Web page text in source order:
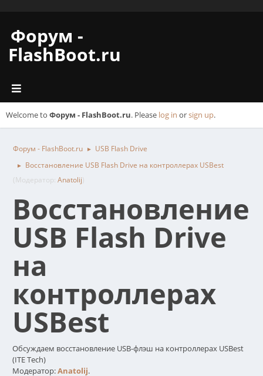
Форум -
FlashBoot.ru
Welcome to Форум - FlashBoot.ru. Please log in orsign up.
Форум - FlashBoot.ru ► USB Flash Drive
►
Восстановление USB Flash Drive на контроллерах USBest
(Модератор: Anatolij)
Восстановление
USB Flash Drive
на
контроллерах
USBest
Обсуждаем восстановление USB-флэш на контроллерах USBest
(ITE Tech)
Модератор:Anatolij.